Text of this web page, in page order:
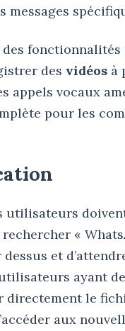
fonctionnalités
des vidéos à
appels vocaux
pour les
utilisateurs
«
et
ayant
le
aux